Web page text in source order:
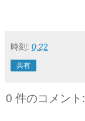
時刻: 0:22
共有
0 件のコメント: